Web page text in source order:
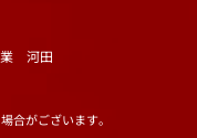
業 河田
がございます。